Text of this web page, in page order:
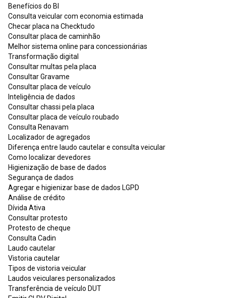
Benefícios do BI
Consulta veicular com economia estimada
Checar placa na Checktudo
Consultar placa de caminhão
Melhor sistema online para concessionárias
Transformação digital
Consultar multas pela placa
Consultar Gravame
Consultar placa de veículo
Inteligência de dados
Consultar chassi pela placa
Consultar placa de veículo roubado
Consulta Renavam
Localizador de agregados
Diferença entre laudo cautelar e consulta veicular
Como localizar devedores
Higienização de base de dados
Segurança de dados
Agregar e higienizar base de dados LGPD
Análise de crédito
Dívida Ativa
Consultar protesto
Protesto de cheque
Consulta Cadin
Laudo cautelar
Vistoria cautelar
Tipos de vistoria veicular
Laudos veiculares personalizados
Transferência de veículo DUT